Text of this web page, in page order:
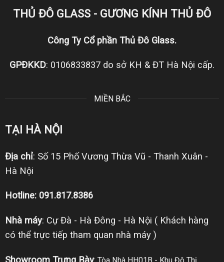
THỦ ĐÔ GLASS - GƯƠNG KÍNH THỦ ĐÔ
Công Ty Cổ phần Thủ Đô Glass.
GPĐKKD: 0106833837 do sở KH & ĐT Hà Nội cấp.
MIỀN BẮC
TẠI HÀ NỘI
Địa chỉ: Số 15 Phố Vương Thừa Vũ - Thanh Xuân -
Hà Nội
Hotline: 091.817.8386
Nhà máy: Cự Đà - Hà Đông - Hà Nội ( Khách hàng
có thể trực tiếp tham quan nhà máy )
Showroom Trưng Bày